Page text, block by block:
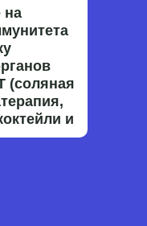
на
(соляная
и